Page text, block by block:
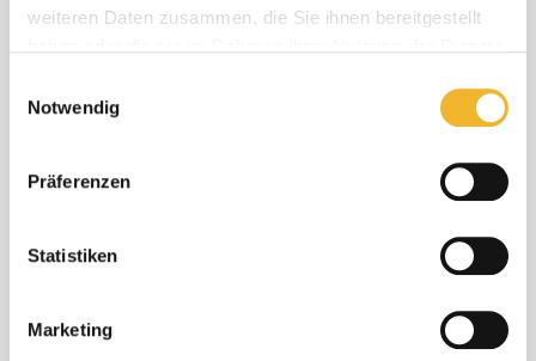
weiteren Daten zusammen, die Sie ihnen bereitgestellt
Notwendig
Präferenzen
Statistiken
Marketing
Weitere Angebote zeigen